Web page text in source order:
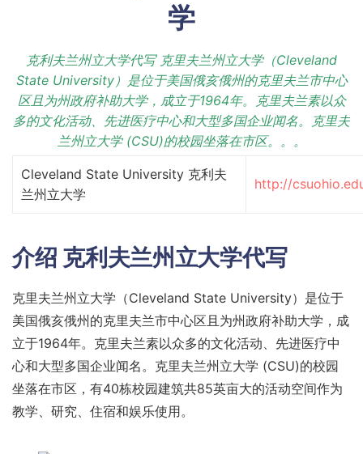
学
克利夫兰州立大学代写 克里夫兰州立大学（Cleveland
State University）是位于美国俄亥俄州的克里夫兰市中心
区且为州政府补助大学，成立于1964年。克里夫兰素以众
多的文化活动、先进医疗中心和大型多国企业闻名。克里夫
兰州立大学 (CSU)的校园坐落在市区。。。
Cleveland State University 克利夫
兰州立大学
http://
介绍 克利夫兰州立大学代写
克里夫兰州立大学（Cleveland State University）是位于
美国俄亥俄州的克里夫兰市中心区且为州政府补助大学，成
立于1964年。克里夫兰素以众多的文化活动、先进医疗中
心和大型多国企业闻名。克里夫兰州立大学 (CSU)的校园
坐落在市区，有40栋校园建筑共85英亩大的活动空间作为
教学、研究、住宿和娱乐使用。